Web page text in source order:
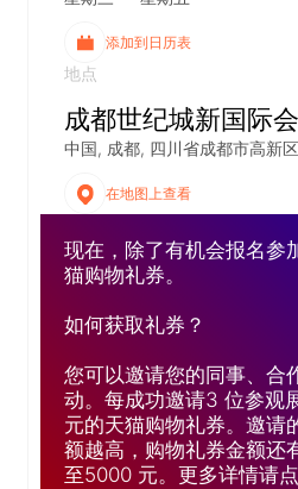
添加到日历表
地点
成都世纪城新国际
中国 成都 四川省成都市高新
在地图上查看
现在，除了有机会报名参
猫购物礼券。
如何获取礼券？
您可以邀请您的同事、合
动。每成功邀请3 位参观
元的天猫购物礼券。邀请
额越高，购物礼券金额还
至5000 元。更多详情请